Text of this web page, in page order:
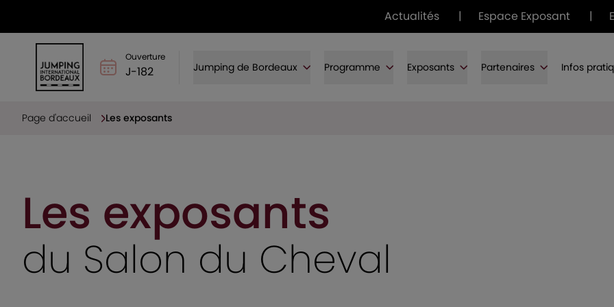
Actualités | Espace Exposant |
Ouverture
J-182 Jumping de Bordeaux Programme Exposants Partenaires Infos
Page d'accueil Les exposants
Les exposants
du Salon du Cheval